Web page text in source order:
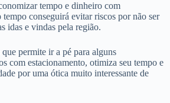
tempo e dinheiro com
conseguirá evitar riscos por não ser
idas e vindas pela região.
permite ir a pé para alguns
com estacionamento, otimiza seu tempo e
por uma ótica muito interessante de